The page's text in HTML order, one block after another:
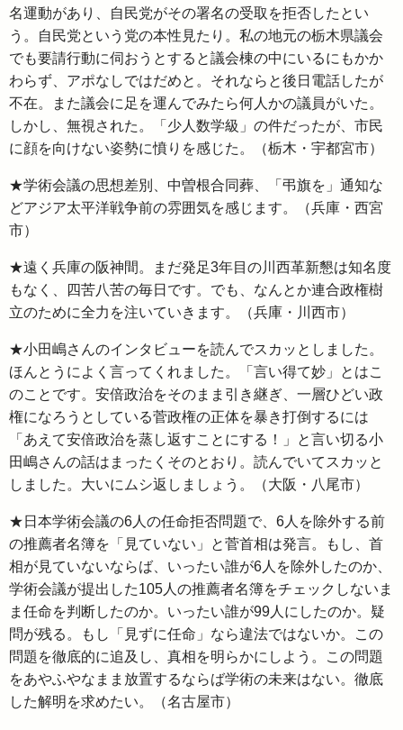
名運動があり、自民党がその署名の受取を拒否したとい
う。自民党という党の本性見たり。私の地元の栃木県議会
でも要請行動に伺おうとすると議会棟の中にいるにもかか
わらず、アポなしではだめと。それならと後日電話したが
不在。また議会に足を運んでみたら何人かの議員がいた。
しかし、無視された。「少人数学級」の件だったが、市民
に顔を向けない姿勢に憤りを感じた。（栃木・宇都宮市）
★学術会議の思想差別、中曽根合同葬、「弔旗を」通知な
どアジア太平洋戦争前の雰囲気を感じます。（兵庫・西宮
市）
★遠く兵庫の阪神間。まだ発足3年目の川西革新懇は知名度
もなく、四苦八苦の毎日です。でも、なんとか連合政権樹
立のために全力を注いていきます。（兵庫・川西市）
★小田嶋さんのインタビューを読んでスカッとしました。
ほんとうによく言ってくれました。「言い得て妙」とはこ
のことです。安倍政治をそのまま引き継ぎ、一層ひどい政
権になろうとしている菅政権の正体を暴き打倒するには
「あえて安倍政治を蒸し返すことにする！」と言い切る小
田嶋さんの話はまったくそのとおり。読んでいてスカッと
しました。大いにムシ返しましょう。（大阪・八尾市）
★日本学術会議の6人の任命拒否問題で、6人を除外する前
の推薦者名簿を「見ていない」と菅首相は発言。もし、首
相が見ていないならば、いったい誰が6人を除外したのか、
学術会議が提出した105人の推薦者名簿をチェックしないま
ま任命を判断したのか。いったい誰が99人にしたのか。疑
問が残る。もし「見ずに任命」なら違法ではないか。この
問題を徹底的に追及し、真相を明らかにしよう。この問題
をあやふやなまま放置するならば学術の未来はない。徹底
した解明を求めたい。（名古屋市）